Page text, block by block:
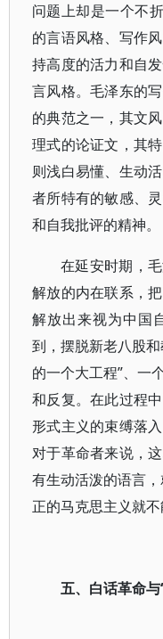
问题上却是一个不
的言语风格、写作
持高度的活力和自
言风格。毛泽东的
的典范之一，其文
理式的论证文，其
则浅白易懂、生动
者所特有的敏感、
和自我批评的精神。
在延安时期，
解放的内在联系，
解放出来视为中国
到，摆脱新老八股
的一个大工程”、一
和反复。在此过程
形式主义的束缚落
对于革命者来说，
有生动活泼的语言
正的马克思主义就
五、白话革命